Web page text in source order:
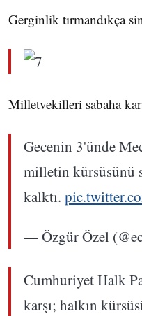
Gerginlik tırmandıkça
Milletvekilleri sabaha
Gecenin 3'ünde
milletin kürsüsünü
kalktı.
— Özgür Özel
Cumhuriyet Halk
karşı; halkın